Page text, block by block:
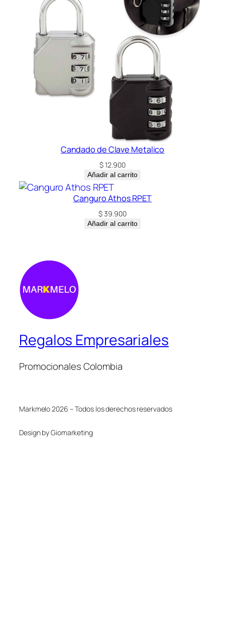
Candado de Clave Metalico
$12.900
Añadir al carrito
Canguro Athos RPET
$39.900
Añadir al carrito
Regalos Empresariales
Promocionales Colombia
Markmelo 2026 – Todos los derechos reservados
Design by Giomarketing